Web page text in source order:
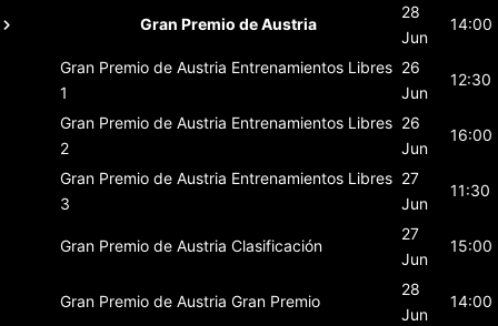
Gran Premio de Austria
28
Jun
14:00
Gran Premio de Austria Entrenamientos Libres
1
26
Jun
12:30
Gran Premio de Austria Entrenamientos Libres
2
26
Jun
16:00
Gran Premio de Austria Entrenamientos Libres
3
27
Jun
11:30
Gran Premio de Austria Clasificación
27
Jun
15:00
Gran Premio de Austria Gran Premio
28
Jun
14:00